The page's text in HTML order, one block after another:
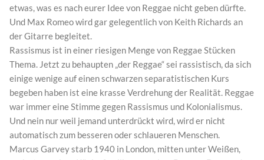
etwas, was es nach eurer Idee von Reggae nicht geben dürfte.
Und Max Romeo wird gar gelegentlich von Keith Richards an
der Gitarre begleitet.
Rassismus ist in einer riesigen Menge von Reggae Stücken
Thema. Jetzt zu behaupten „der Reggae“ sei rassistisch, da sich
einige wenige auf einen schwarzen separatistischen Kurs
begeben haben ist eine krasse Verdrehung der Realität. Reggae
war immer eine Stimme gegen Rassismus und Kolonialismus.
Und nein nur weil jemand unterdrückt wird, wird er nicht
automatisch zum besseren oder schlaueren Menschen.
Marcus Garvey starb 1940 in London, mitten unter Weißen,